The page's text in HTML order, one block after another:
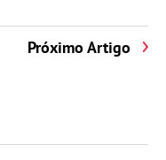
Próximo Artigo